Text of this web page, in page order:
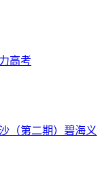
高考
（第二期）碧海义